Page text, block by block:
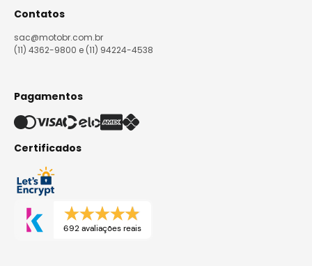
Contatos
sac@motobr.com.br
(11) 4362-9800 e (11) 94224-4538
Pagamentos
Certificados
692 avaliações reais